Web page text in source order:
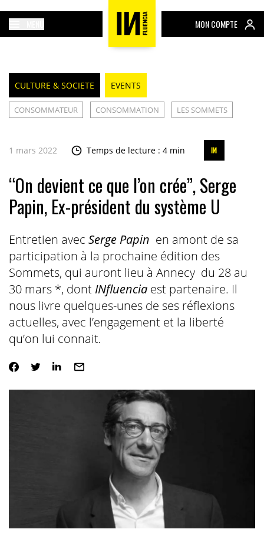
MON COMPTE
CULTURE & SOCIETE EVENTS
CONSOMMATEUR CONSOMMATION LES SOMMETS
1 mars 2022 Temps de lecture : 4 min
“On devient ce que l’on crée”, Serge
Papin, Ex-président du système U
Entretien avec Serge Papin en amont de sa
participation à la prochaine édition des
Sommets, qui auront lieu à Annecy du 28 au
30 mars *, dontINfluenciaest partenaire. Il
nous livre quelques-unes de ses réflexions
actuelles, avec l’engagement et la liberté
qu’on lui connait.